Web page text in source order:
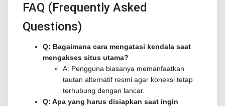
FAQ (Frequently Asked
Questions)
Q: Bagaimana cara mengatasi kendala saat
mengakses situs utama?
A: Pengguna biasanya memanfaatkan
tautan alternatif resmi agar koneksi tetap
terhubung dengan lancar.
Q: Apa yang harus disiapkan saat ingin